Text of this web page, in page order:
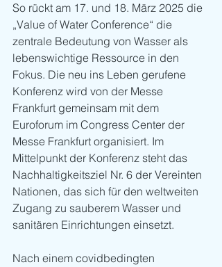
So rückt am 17. und 18. März 2025 die
„Value of Water Conference“ die
zentrale Bedeutung von Wasser als
lebenswichtige Ressource in den
Fokus. Die neu ins Leben gerufene
Konferenz wird von der Messe
Frankfurt gemeinsam mit dem
Euroforum im Congress Center der
Messe Frankfurt organisiert. Im
Mittelpunkt der Konferenz steht das
Nachhaltigkeitsziel Nr. 6 der Vereinten
Nationen, das sich für den weltweiten
Zugang zu sauberem Wasser und
sanitären Einrichtungen einsetzt.
Nach einem covidbedingten